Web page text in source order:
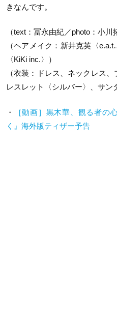
きなんです。
（text：冨永由紀／photo：小川
（ヘアメイク：新井克英〈
〈KiKi inc.〉）
（衣装：ドレス、ネックレス
レスレット〈シルバー〉、サン
・
［動画］黒木華、観る者の
く』海外版ティザー予告